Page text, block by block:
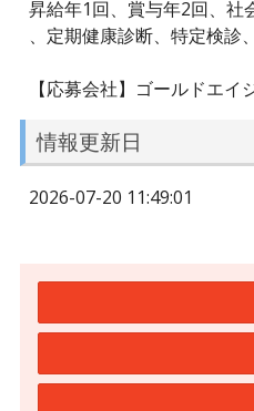
昇給年1回、賞与年2回、社
、定期健康診断、特定検診
【応募会社】ゴールドエイ
情報更新日
2026-07-20 11:49:01